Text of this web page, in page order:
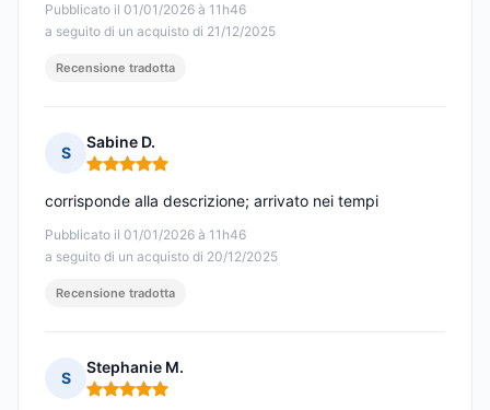
Pubblicato il 01/01/2026 à 11h46
a seguito di un acquisto di 21/12/2025
Recensione tradotta
S
Sabine D.
Nota: 5 su 5
Pubblicato il 01/01/2026 à 11h46
a seguito di un acquisto di 20/12/2025
corrisponde alla descrizione; arrivato nei tempi
Recensione tradotta
S
Stephanie M.
Nota: 5 su 5